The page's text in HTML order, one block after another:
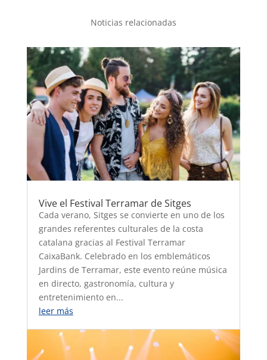
Noticias relacionadas
Vive el Festival Terramar de Sitges
Cada verano, Sitges se convierte en uno de los
grandes referentes culturales de la costa
catalana gracias al Festival Terramar
CaixaBank. Celebrado en los emblemáticos
Jardins de Terramar, este evento reúne música
en directo, gastronomía, cultura y
entretenimiento en...
leer más